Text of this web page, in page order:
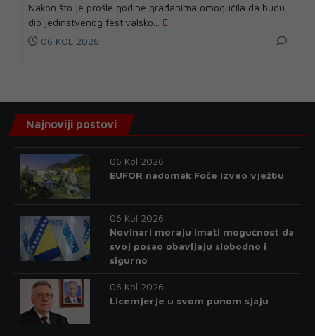
Nakon što je prošle godine građanima omogućila da budu
dio jedinstvenog festivalsko...
06 KOL 2026
Najnoviji postovi
06 Kol 2026
EUFOR nadomak Foče izveo vježbu
06 Kol 2026
Novinari moraju imati mogućnost da
svoj posao obavljaju slobodno i
sigurno
06 Kol 2026
Licemjerje u svom punom sjaju